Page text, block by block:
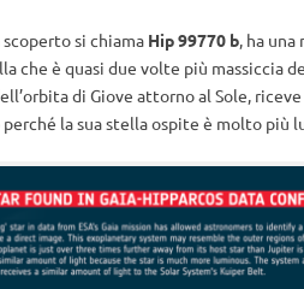
si chiama Hip 99770 b, ha una
che è quasi due volte più massiccia
di Giove attorno al Sole,
perché la sua stella ospite è molto più